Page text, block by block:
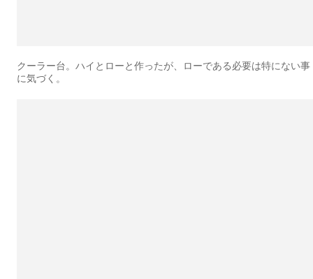
クーラー台。ハイとローと作ったが、ローである必要は特にない事
に気づく。